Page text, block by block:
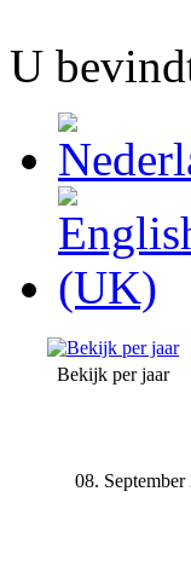
U
Bekijk per jaar
08. September